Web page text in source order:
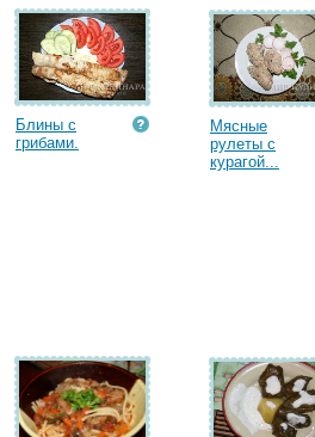
Блины с
грибами.
Мясные
рулеты с
курагой...